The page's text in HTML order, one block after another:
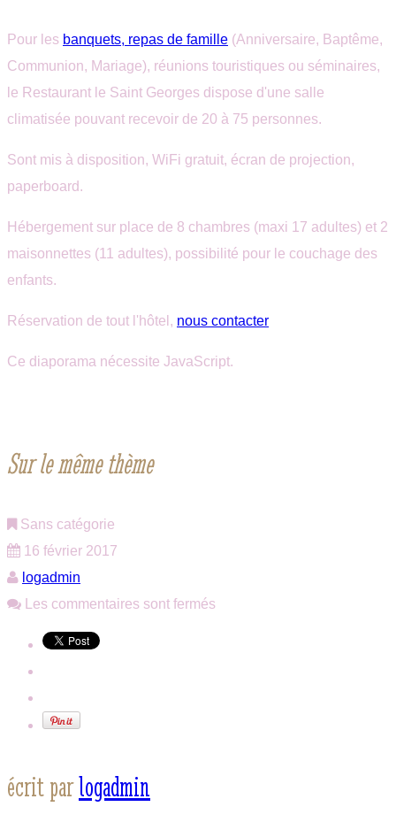
Pour les banquets, repas de famille (Anniversaire, Baptême,
Communion, Mariage), réunions touristiques ou séminaires,
le Restaurant le Saint Georges dispose d'une salle
climatisée pouvant recevoir de 20 à 75 personnes.
Sont mis à disposition, WiFi gratuit, écran de projection,
paperboard.
Hébergement sur place de 8 chambres (maxi 17 adultes) et 2
maisonnettes (11 adultes), possibilité pour le couchage des
enfants.
Réservation de tout l'hôtel, nous contacter
Ce diaporama nécessite JavaScript.
Sur le même thème
Sans catégorie
16 février 2017
logadmin
Les commentaires sont fermés
écrit parlogadmin